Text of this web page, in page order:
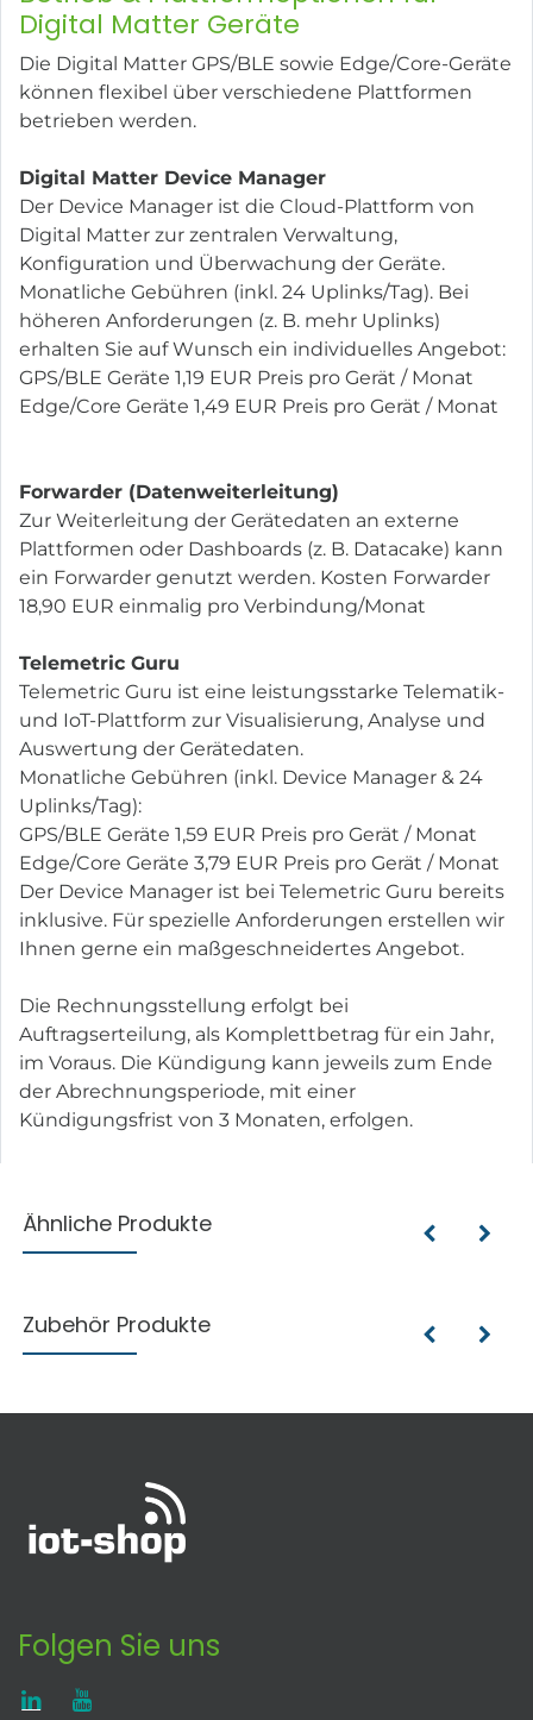
Digital Matter Geräte
Die Digital Matter GPS/BLE sowie Edge/Core-Geräte
können flexibel über verschiedene Plattformen
betrieben werden.
Digital Matter Device Manager
Der Device Manager ist die Cloud-Plattform von
Digital Matter zur zentralen Verwaltung,
Konfiguration und Überwachung der Geräte.
Monatliche Gebühren (inkl. 24 Uplinks/Tag). Bei
höheren Anforderungen (z. B. mehr Uplinks)
erhalten Sie auf Wunsch ein individuelles Angebot:
GPS/BLE Geräte 1,19 EUR Preis pro Gerät / Monat
Edge/Core Geräte 1,49 EUR Preis pro Gerät / Monat
Forwarder (Datenweiterleitung)
Zur Weiterleitung der Gerätedaten an externe
Plattformen oder Dashboards (z. B. Datacake) kann
ein Forwarder genutzt werden. Kosten Forwarder
18,90 EUR einmalig pro Verbindung/Monat
Telemetric Guru
Telemetric Guru ist eine leistungsstarke Telematik-
und IoT-Plattform zur Visualisierung, Analyse und
Auswertung der Gerätedaten.
Monatliche Gebühren (inkl. Device Manager & 24
Uplinks/Tag):
GPS/BLE Geräte 1,59 EUR Preis pro Gerät / Monat
Edge/Core Geräte 3,79 EUR Preis pro Gerät / Monat
Der Device Manager ist bei Telemetric Guru bereits
inklusive. Für spezielle Anforderungen erstellen wir
Ihnen gerne ein maßgeschneidertes Angebot.
Die Rechnungsstellung erfolgt bei
Auftragserteilung, als Komplettbetrag für ein Jahr,
im Voraus. Die Kündigung kann jeweils zum Ende
der Abrechnungsperiode, mit einer
Kündigungsfrist von 3 Monaten, erfolgen.
Ähnliche Produkte
Zubehör Produkte
Folgen Sie uns